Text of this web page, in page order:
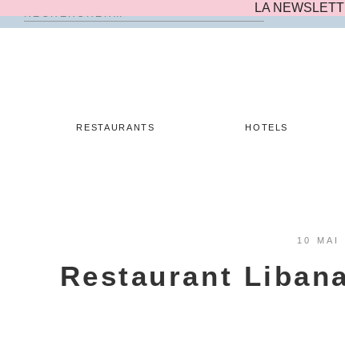
Rechercher :
RESTAURANTS HOTELS
10 MAI
Restaurant
LA